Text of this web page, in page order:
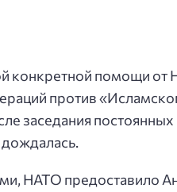
конкретной помощи
против
заседания
дождалась.
НАТО предоставило